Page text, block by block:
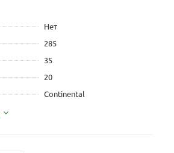
Нет
285
35
20
Continental